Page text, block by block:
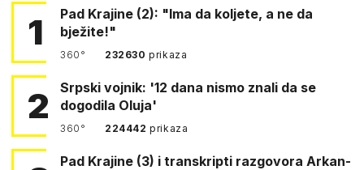
1
Pad Krajine (2): "Ima da koljete, a ne da
bježite!"
360° 232630prikaza
2
Srpski vojnik: '12 dana nismo znali da se
dogodila Oluja'
360° 224442prikaza
Pad Krajine (3) i transkripti razgovora Arkan-